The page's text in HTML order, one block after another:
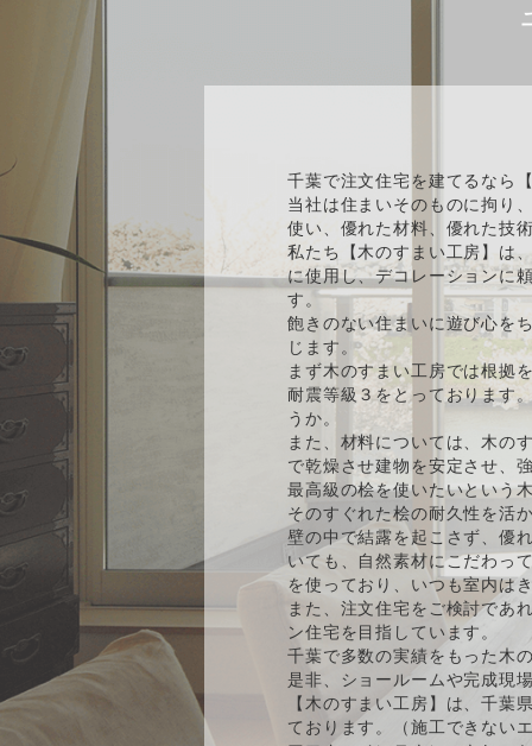
千葉で注文住宅を建てるなら
当社は住まいそのものに拘り
使い、優れた材料、優れた技
私たち【木のすまい工房】は
に使用し、デコレーションに
す。
飽きのない住まいに遊び心を
じます。
まず木のすまい工房では根拠
耐震等級３をとっております
うか。
また、材料については、木の
で乾燥させ建物を安定させ、
最高級の桧を使いたいという
そのすぐれた桧の耐久性を活
壁の中で結露を起こさず、優
いても、自然素材にこだわっ
を使っており、いつも室内は
また、注文住宅をご検討であ
ン住宅を目指しています。
千葉で多数の実績をもった木
是非、ショールームや完成現
【木のすまい工房】は、千
ております。（施工できない